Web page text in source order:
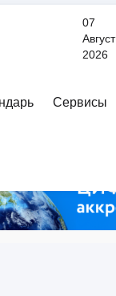
07
Август
2026
Сервисы